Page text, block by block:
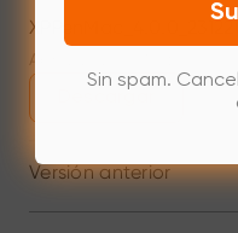
Versión anterior
Sin spam.